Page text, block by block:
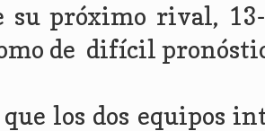
su próximo rival,
de difícil
los dos equipos